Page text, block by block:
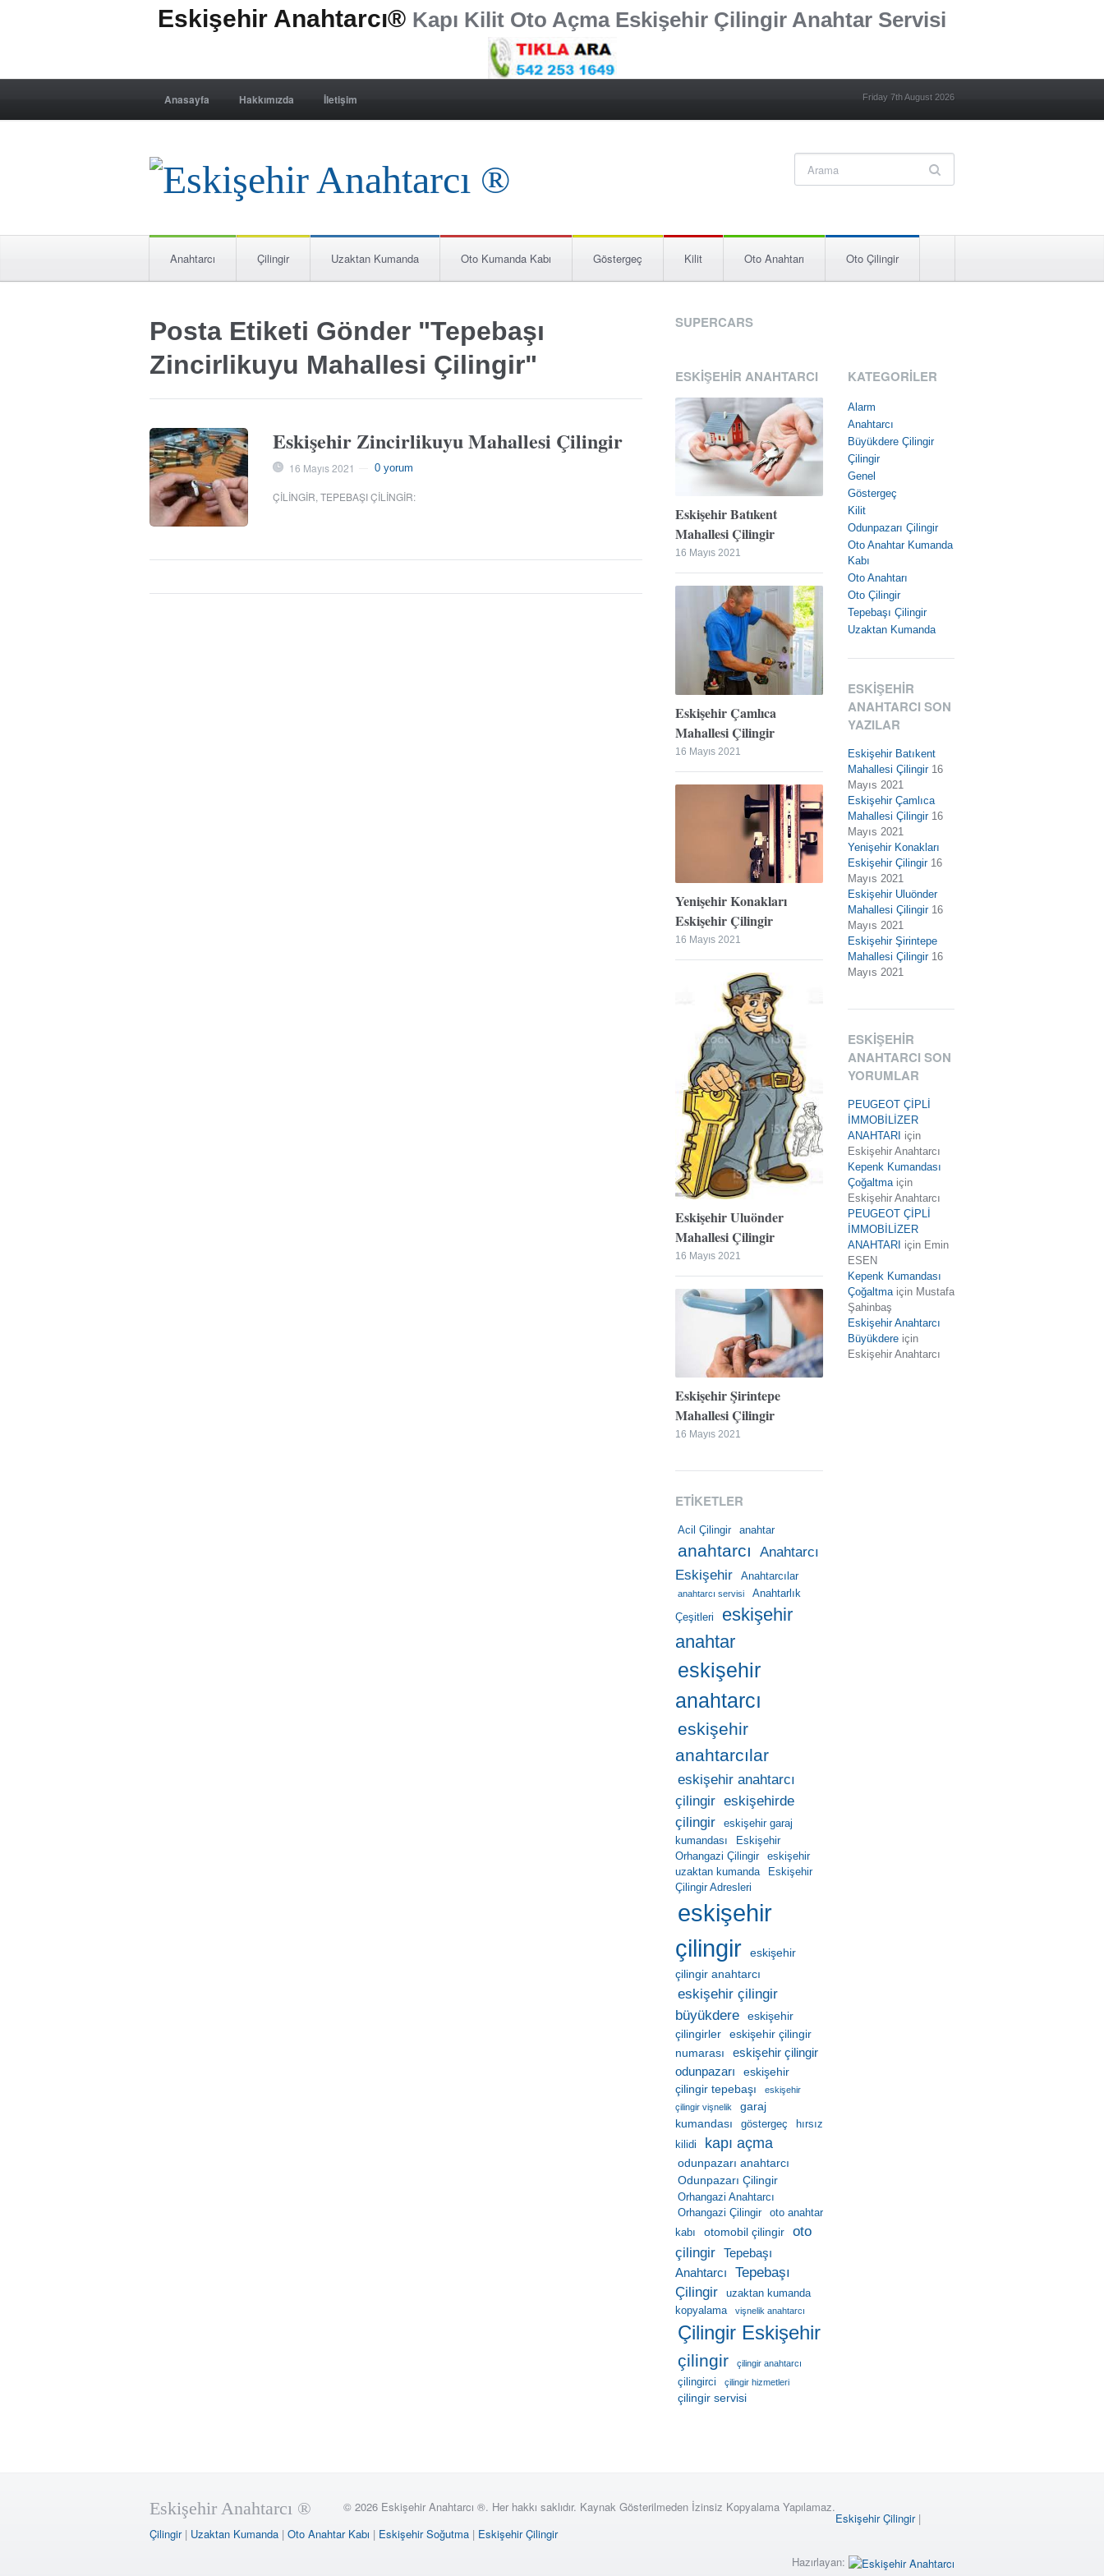
Eskişehir Anahtarcı® Kapı Kilit Oto Açma Eskişehir Çilingir Anahtar Servisi
Anasayfa Hakkımızda İletişim Friday 7th August 2026
Anahtarcı Çilingir Uzaktan Kumanda Oto Kumanda Kabı Göstergeç Kilit Oto Anahtarı Oto Çilingir
Posta Etiketi Gönder "Tepebaşı
Zincirlikuyu Mahallesi Çilingir"
Eskişehir Zincirlikuyu Mahallesi Çilingir
16 Mayıs 2021 0 yorum
ÇILINGIR,TEPEBAŞI ÇILINGIR:
SUPERCARS
ESKIŞEHIR ANAHTARCI
Eskişehir Batıkent
Mahallesi Çilingir
16 Mayıs 2021
Eskişehir Çamlıca
Mahallesi Çilingir
16 Mayıs 2021
Yenişehir Konakları
Eskişehir Çilingir
16 Mayıs 2021
Eskişehir Uluönder
Mahallesi Çilingir
16 Mayıs 2021
Eskişehir Şirintepe
Mahallesi Çilingir
16 Mayıs 2021
ETIKETLER
Acil Çilingir anahtar
anahtarcı Anahtarcı
Eskişehir
Anahtarcılar
anahtarcı servisi Anahtarlık
Çeşitleri
eskişehir
anahtar
eskişehir
anahtarcı
eskişehir
anahtarcılar
eskişehir anahtarcı
çilingir eskişehirde
çilingir
eskişehir garaj
kumandası
Eskişehir
Orhangazi Çilingir
eskişehir
uzaktan kumanda
Eskişehir
Çilingir Adresleri
eskişehir
çilingir
eskişehir
çilingir anahtarcı
eskişehir çilingir
büyükdere
eskişehir
çilingirler
eskişehir çilingir
numarası
eskişehir çilingir
odunpazarı
eskişehir
çilingir tepebaşı
eskişehir
çilingir vişnelik
garaj
kumandası
göstergeç
hırsız
kilidi
kapı açma
odunpazarı anahtarcı
Odunpazarı Çilingir
Orhangazi Anahtarcı
Orhangazi Çilingir
oto anahtar
kabı
otomobil çilingir
oto
çilingir Tepebaşı
Anahtarcı
Tepebaşı
Çilingir
uzaktan kumanda
kopyalama
vişnelik anahtarcı
Çilingir Eskişehir
çilingir çilingir anahtarcı
çilingirci çilingir hizmetleri
çilingir servisi
KATEGORILER
Alarm
Anahtarcı
Büyükdere Çilingir
Çilingir
Genel
Göstergeç
Kilit
Odunpazarı Çilingir
Oto Anahtar Kumanda
Kabı
Oto Anahtarı
Oto Çilingir
Tepebaşı Çilingir
Uzaktan Kumanda
ESKIŞEHIR
ANAHTARCI SON
YAZILAR
Eskişehir Batıkent
Mahallesi Çilingir 16
Mayıs 2021
Eskişehir Çamlıca
Mahallesi Çilingir 16
Mayıs 2021
Yenişehir Konakları
Eskişehir Çilingir 16
Mayıs 2021
Eskişehir Uluönder
Mahallesi Çilingir 16
Mayıs 2021
Eskişehir Şirintepe
Mahallesi Çilingir 16
Mayıs 2021
ESKIŞEHIR
ANAHTARCI SON
YORUMLAR
PEUGEOT ÇİPLİ
İMMOBİLİZER
ANAHTARI için
Eskişehir Anahtarcı
Kepenk Kumandası
Çoğaltmaiçin
Eskişehir Anahtarcı
PEUGEOT ÇİPLİ
İMMOBİLİZER
ANAHTARI için Emin
ESEN
Kepenk Kumandası
Çoğaltmaiçin Mustafa
Şahinbaş
Eskişehir Anahtarcı
Büyükdere için
Eskişehir Anahtarcı
Eskişehir Anahtarcı ® © 2026 Eskişehir Anahtarcı ®. Her hakkı saklıdır. Kaynak Gösterilmeden İzinsiz Kopyalama Yapılamaz.
Eskişehir Çilingir|
Çilingir| Uzaktan Kumanda | Oto Anahtar Kabı | Eskişehir Soğutma | Eskişehir Çilingir
Hazırlayan: